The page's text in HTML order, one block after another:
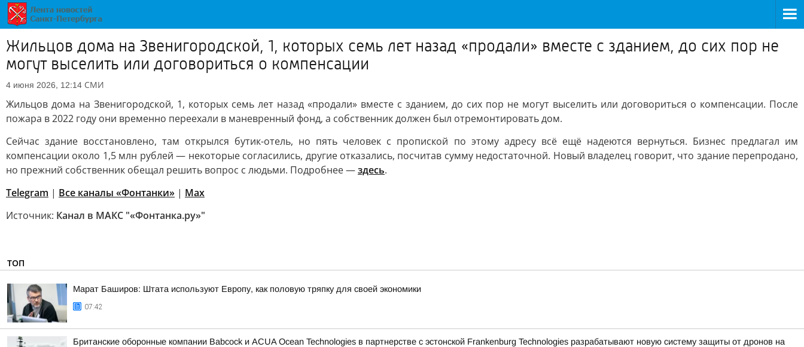
Жильцов дома на Звенигородской, 1, которых семь лет назад «продали» вместе с зданием, до сих пор не
могут выселить или договориться о компенсации
4 июня 2026, 12:14 СМИ
Жильцов дома на Звенигородской, 1, которых семь лет назад «продали» вместе с зданием, до сих пор не могут выселить или договориться о компенсации. После
пожара в 2022 году они временно переехали в маневренный фонд, а собственник должен был отремонтировать дом.
Сейчас здание восстановлено, там открылся бутик-отель, но пять человек с пропиской по этому адресу всё ещё надеются вернуться. Бизнес предлагал им
компенсации около 1,5 млн рублей — некоторые согласились, другие отказались, посчитав сумму недостаточной. Новый владелец говорит, что здание перепродано,
но прежний собственник обещал решить вопрос с людьми. Подробнее —здесь.
Telegram | Все каналы «Фонтанки» | Max
Источник: Канал в МАКС "«Фонтанка.ру»"
ТОП
Марат Баширов: Штата используют Европу, как половую тряпку для своей экономики
07:42
Британские оборонные компании Babcock и ACUA Ocean Technologies в партнерстве с эстонской Frankenburg Technologies разрабатывают новую систему защиты от дронов на